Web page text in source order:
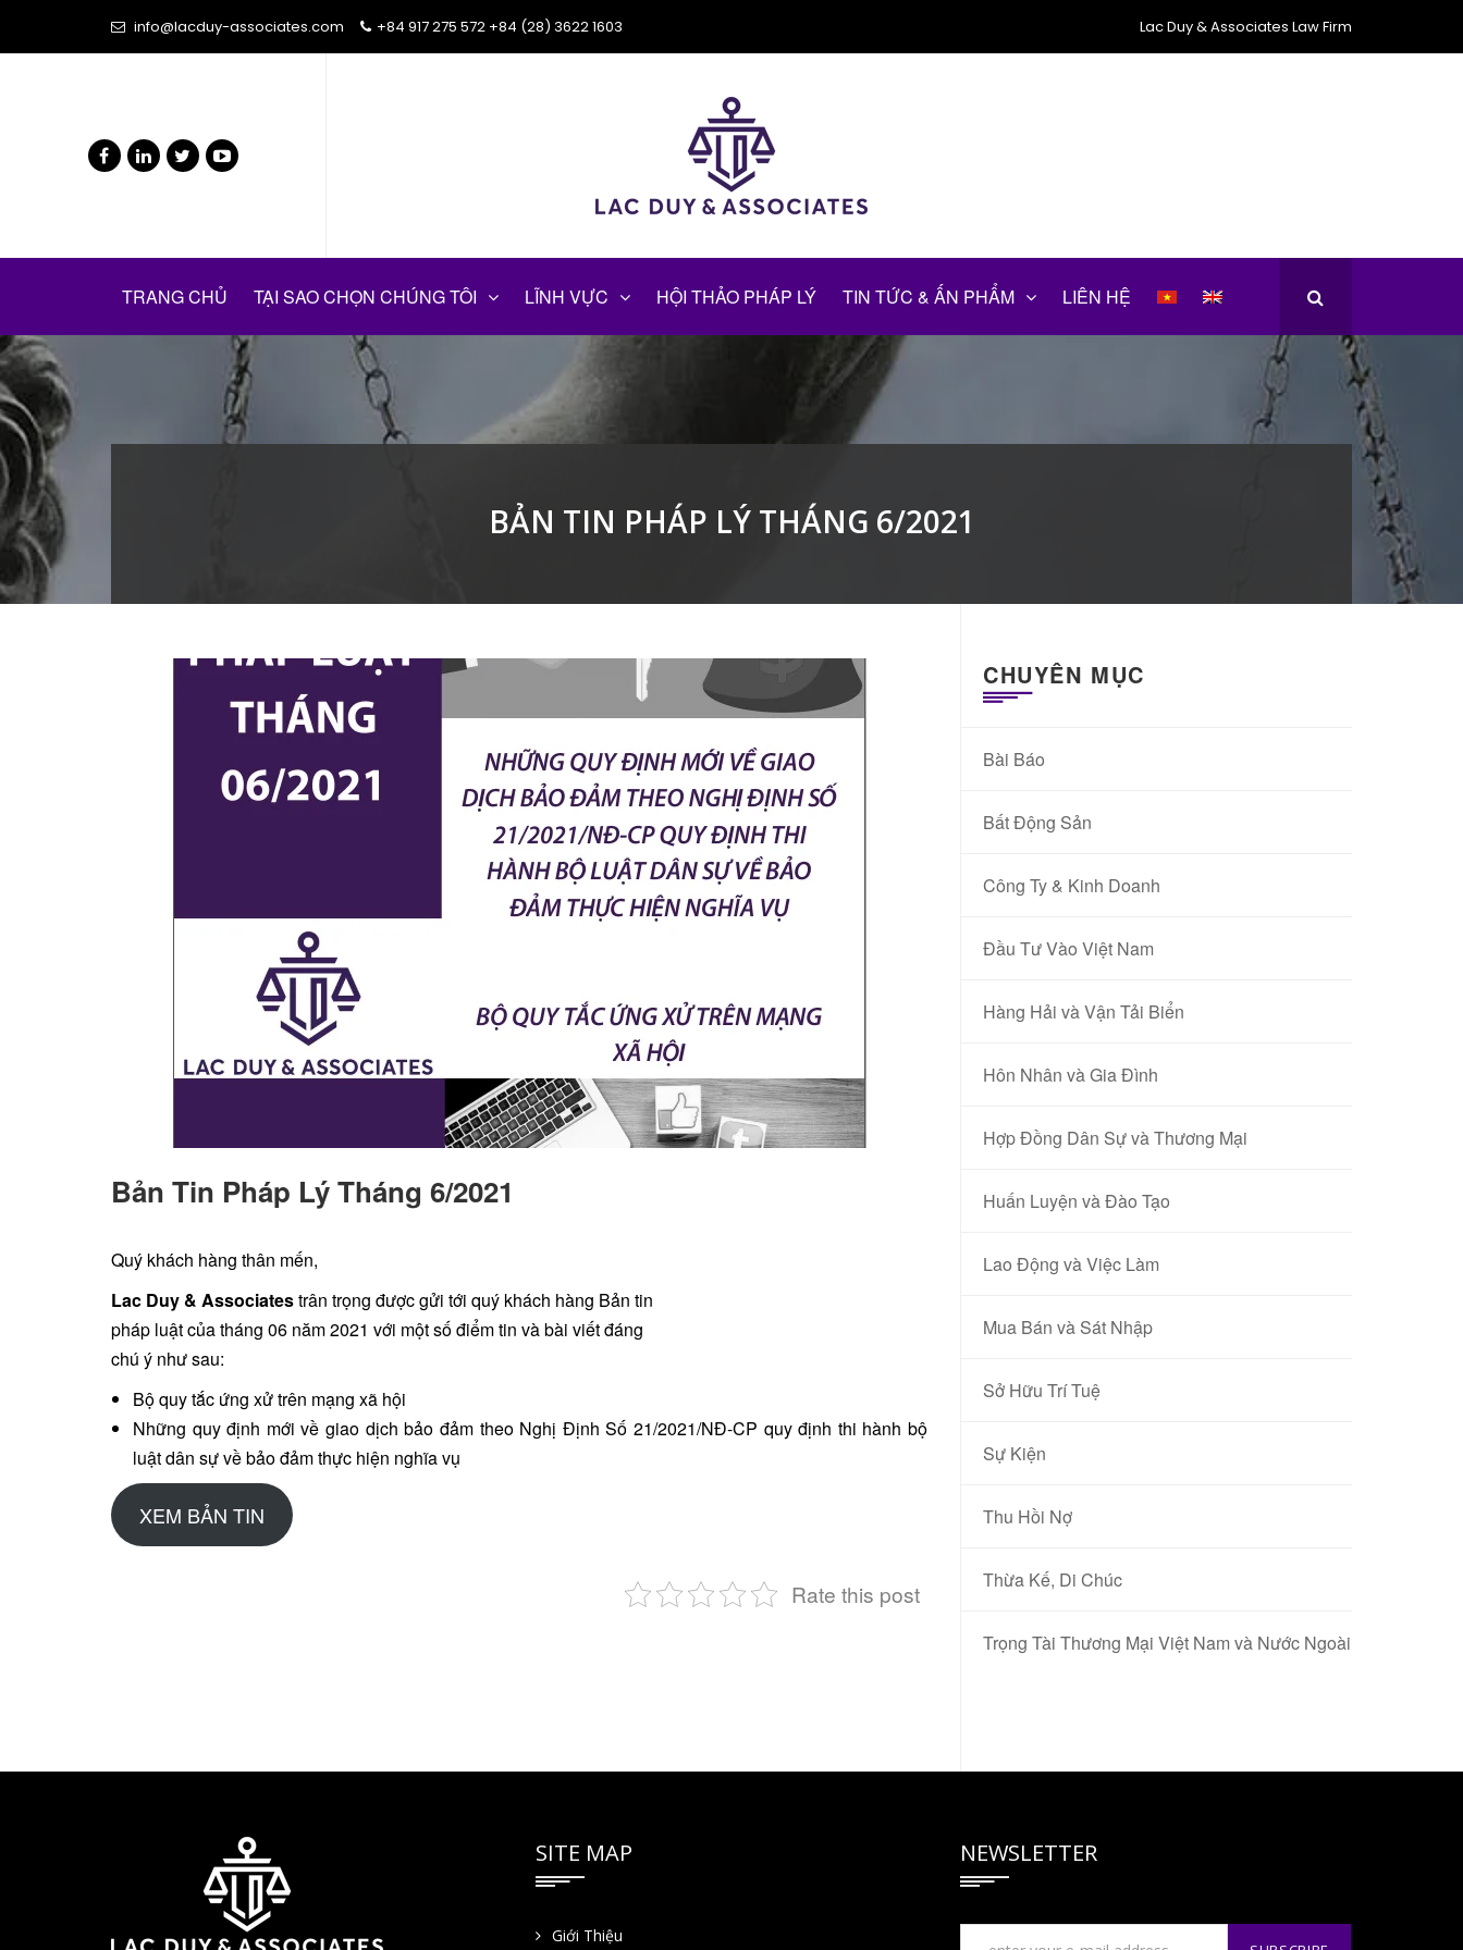
info@lacduy-associates.com +84 917 275 572 +84 (28) 3622 1603 Lac Duy & Associates Law Firm
TRANG CHỦ TẠI SAO CHỌN CHÚNG TÔI LĨNH VỰC HỘI THẢO PHÁP LÝ TIN TỨC & ẤN PHẨM LIÊN HỆ
BẢN TIN PHÁP LÝ THÁNG 6/2021
Bản Tin Pháp Lý Tháng 6/2021
Quý khách hàng thân mến,
Lac Duy & Associatestrân trọng được gửi tới quý khách hàng Bản tin
pháp luật của tháng 06 năm 2021 với một số điểm tin và bài viết đáng
chú ý như sau:
Bộ quy tắc ứng xử trên mạng xã hội
Những quy định mới về giao dịch bảo đảm theo Nghị Định Số 21/2021/NĐ-CP quy định thi hành bộ
luật dân sự về bảo đảm thực hiện nghĩa vụ
XEM BẢN TIN
Rate this post
CHUYÊN MỤC
Bài Báo
Bất Động Sản
Công Ty & Kinh Doanh
Đầu Tư Vào Việt Nam
Hàng Hải và Vận Tải Biển
Hôn Nhân và Gia Đình
Hợp Đồng Dân Sự và Thương Mại
Huấn Luyện và Đào Tạo
Lao Động và Việc Làm
Mua Bán và Sát Nhập
Sở Hữu Trí Tuệ
Sự Kiện
Thu Hồi Nợ
Thừa Kế, Di Chúc
Trọng Tài Thương Mại Việt Nam và Nước Ngoài
SITE MAP
Giới Thiệu
NEWSLETTER